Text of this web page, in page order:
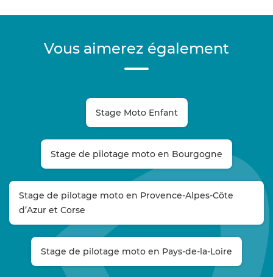
Vous aimerez également
Stage Moto Enfant
Stage de pilotage moto en Bourgogne
Stage de pilotage moto en Provence-Alpes-Côte
d’Azur et Corse
Stage de pilotage moto en Pays-de-la-Loire